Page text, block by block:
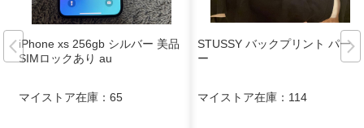
iPhone xs 256gb シルバー 美品
SIMロックあり au
マイストア在庫： 65
STUSSY バックプリント パーカ
ー
マイストア在庫： 114